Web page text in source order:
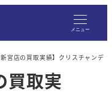
メニュー
新宮店の買取実績】クリスチャンデ
買取実